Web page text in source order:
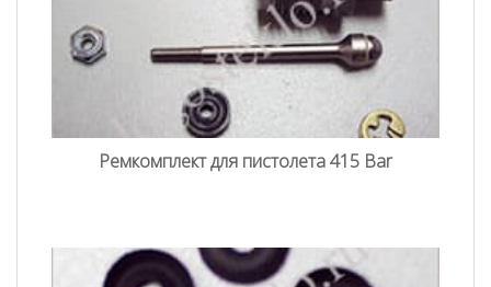
Ремкомплект для пистолета 415 Bar